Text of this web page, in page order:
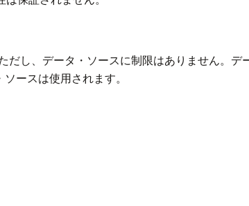
だし、データ・ソースに制限はありません。デ
ースは使用されます。